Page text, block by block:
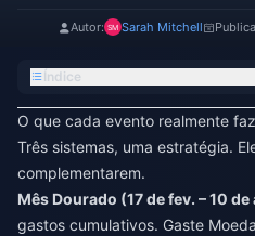
Autor: Sarah Mitchell
Índice
O que cada evento realmente faz
Três sistemas, uma estratégia.
complementarem.
Mês Dourado (17 de fev. – 10 de
gastos cumulativos. Gaste